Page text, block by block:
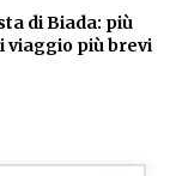
di Biada: più
viaggio più brevi